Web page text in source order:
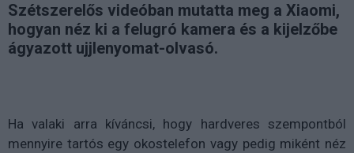
Szétszerelős videóban mutatta meg a Xiaomi,
hogyan néz ki a felugró kamera és a kijelzőbe
ágyazott ujjlenyomat-olvasó.
Ha valaki arra kíváncsi, hogy hardveres szempontból
mennyire tartós egy okostelefon vagy pedig miként néz